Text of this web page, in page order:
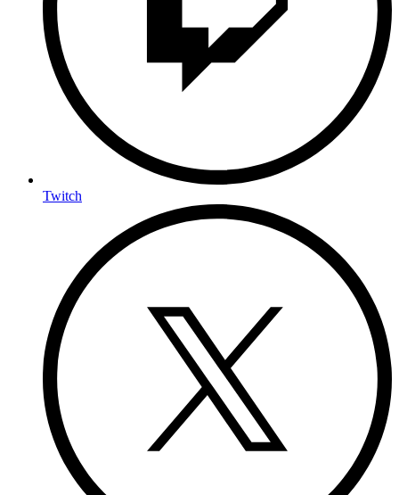
Twitch